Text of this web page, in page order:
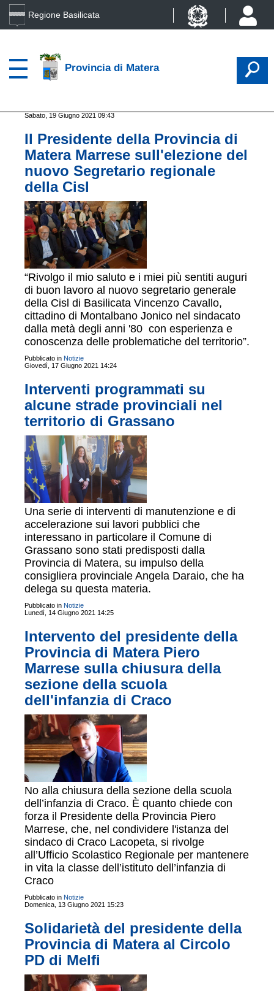
Regione Basilicata
Provincia di Matera
Sabato, 19 Giugno 2021 09:43
Il Presidente della Provincia di
Matera Marrese sull'elezione del
nuovo Segretario regionale
della Cisl
“Rivolgo il mio saluto e i miei più sentiti auguri
di buon lavoro al nuovo segretario generale
della Cisl di Basilicata Vincenzo Cavallo,
cittadino di Montalbano Jonico nel sindacato
dalla metà degli anni '80 con esperienza e
conoscenza delle problematiche del territorio”.
Pubblicato in Notizie
Giovedì, 17 Giugno 2021 14:24
Interventi programmati su
alcune strade provinciali nel
territorio di Grassano
Una serie di interventi di manutenzione e di
accelerazione sui lavori pubblici che
interessano in particolare il Comune di
Grassano sono stati predisposti dalla
Provincia di Matera, su impulso della
consigliera provinciale Angela Daraio, che ha
delega su questa materia.
Pubblicato in Notizie
Lunedì, 14 Giugno 2021 14:25
Intervento del presidente della
Provincia di Matera Piero
Marrese sulla chiusura della
sezione della scuola
dell'infanzia di Craco
No alla chiusura della sezione della scuola
dell’infanzia di Craco. È quanto chiede con
forza il Presidente della Provincia Piero
Marrese, che, nel condividere l'istanza del
sindaco di Craco Lacopeta, si rivolge
all’Ufficio Scolastico Regionale per mantenere
in vita la classe dell’istituto dell’infanzia di
Craco
Pubblicato in Notizie
Domenica, 13 Giugno 2021 15:23
Solidarietà del presidente della
Provincia di Matera al Circolo
PD di Melfi